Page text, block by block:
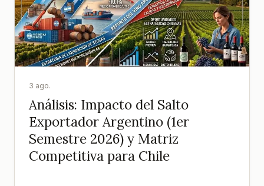
3 ago.
Análisis: Impacto del Salto
Exportador Argentino (1er
Semestre 2026) y Matriz
Competitiva para Chile